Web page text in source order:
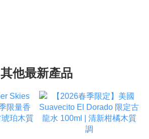
其他最新產品